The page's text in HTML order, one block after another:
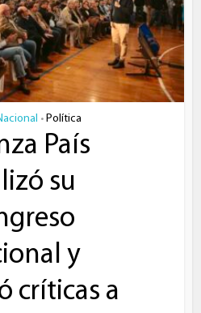
• Política
País
su
y
críticas a